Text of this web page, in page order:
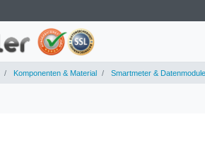
Komponenten & Material Smartmeter & Datenmodule